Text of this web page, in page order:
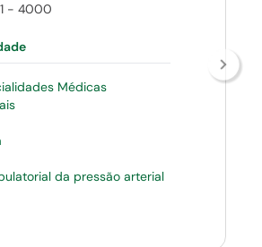
- 4000
Médicas
da pressão arterial